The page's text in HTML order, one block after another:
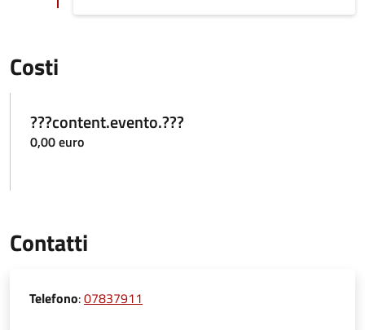
Costi
???content.evento.???
0,00 euro
Contatti
Telefono:07837911